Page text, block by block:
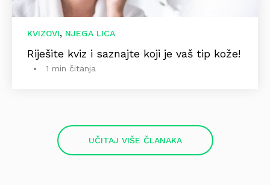
KVIZOVI, NJEGA LICA
Riješite kviz i saznajte koji je vaš tip kože!
1 min čitanja
UČITAJ VIŠE ČLANAKA